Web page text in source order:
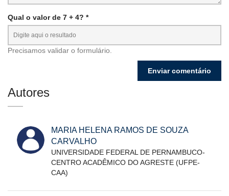
Qual o valor de 7 + 4? *
Precisamos validar o formulário.
Autores
MARIA HELENA RAMOS DE SOUZA
CARVALHO
UNIVERSIDADE FEDERAL DE PERNAMBUCO-
CENTRO ACADÊMICO DO AGRESTE (UFPE-
CAA)